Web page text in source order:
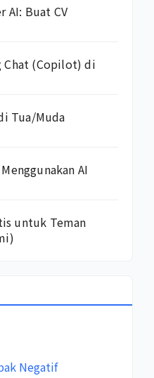
AI: Buat CV
Chat (Copilot) di
Tua/Muda
AI
untuk Teman
Negatif